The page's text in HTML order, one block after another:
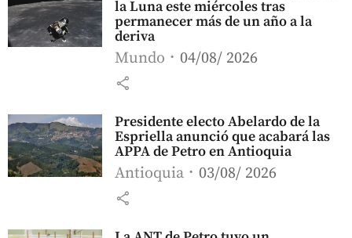
la Luna este miércoles tras
permanecer más de un año a la
deriva
Mundo 04/08/ 2026
share
Presidente electo Abelardo de la
Espriella anunció que acabará las
APPA de Petro en Antioquia
Antioquia 03/08/ 2026
share